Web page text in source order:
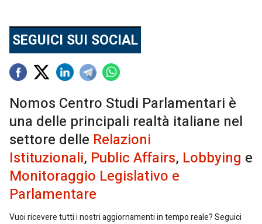
SEGUICI SUI SOCIAL
Nomos Centro Studi Parlamentari è
una delle principali realtà italiane nel
settore delle Relazioni
Istituzionali, Public Affairs, Lobbying e
Monitoraggio Legislativo e
Parlamentare
Vuoi ricevere tutti i nostri aggiornamenti in tempo reale? Seguici